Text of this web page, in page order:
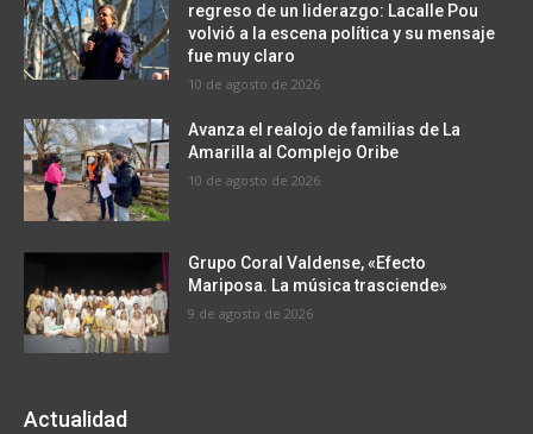
regreso de un liderazgo: Lacalle Pou
volvió a la escena política y su mensaje
fue muy claro
10 de agosto de 2026
Avanza el realojo de familias de La
Amarilla al Complejo Oribe
10 de agosto de 2026
Grupo Coral Valdense, «Efecto
Mariposa. La música trasciende»
9 de agosto de 2026
Actualidad